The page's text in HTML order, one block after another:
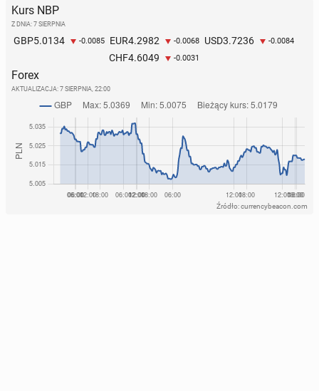
Kurs NBP
Z DNIA: 7 SIERPNIA
GBP5.0134 -0.0085 EUR4.2982 -0.0068 USD3.7236 -0.0084
CHF4.6049 -0.0031
Forex
AKTUALIZACJA: 7 SIERPNIA, 22:00
Źródło: currencybeacon.com